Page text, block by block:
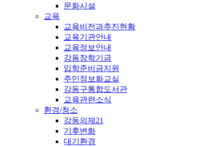
문화시설
교육
교육비전과추진현황
교육기관안내
교육정보안내
강동장학기금
입학준비금지원
주민정보화교실
강동구통합도서관
교육관련소식
환경/청소
강동의제21
기후변화
대기환경